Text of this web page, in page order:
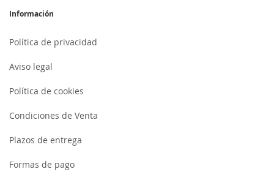
Información
Política de privacidad
Aviso legal
Política de cookies
Condiciones de Venta
Plazos de entrega
Formas de pago